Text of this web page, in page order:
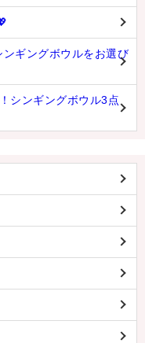
ギングボウルをお選び
シンギングボウル3点